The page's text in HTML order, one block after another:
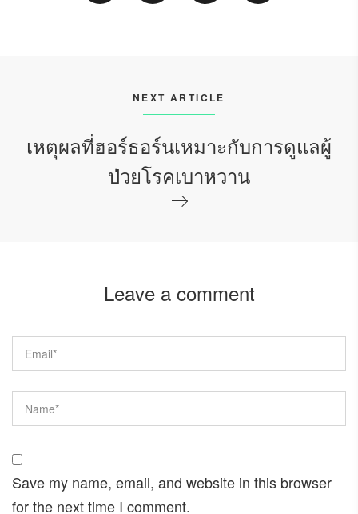
NEXT ARTICLE
เหตุผลที่ฮอร์ธอร์นเหมาะกับการดูแลผู้
ป่วยโรคเบาหวาน
Leave a comment
Save my name, email, and website in this browser
for the next time I comment.